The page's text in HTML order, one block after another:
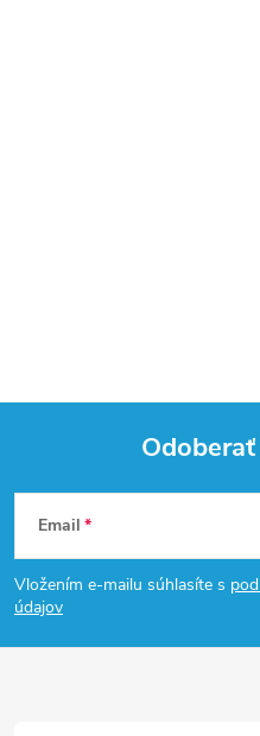
Z
á
p
Email
Vložením e-mailu súhlasíte s
údajov